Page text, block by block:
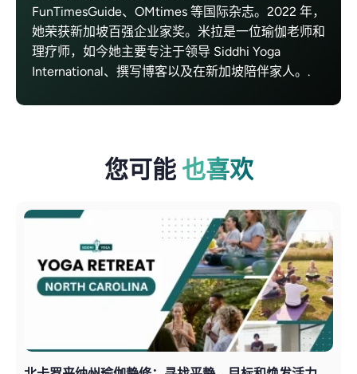
FunTimesGuide、OMtimes 等国际杂志。2022 年，
她荣获新加坡百强企业家奖。米拉是一位瑜伽老师和
理疗师，如今她主要专注于领导 Siddhi Yoga
International、撰写博客以及在新加坡陪伴家人。.
您可能 也喜欢